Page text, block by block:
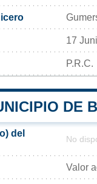
17
P.R.C.
DE
del
No
Valor